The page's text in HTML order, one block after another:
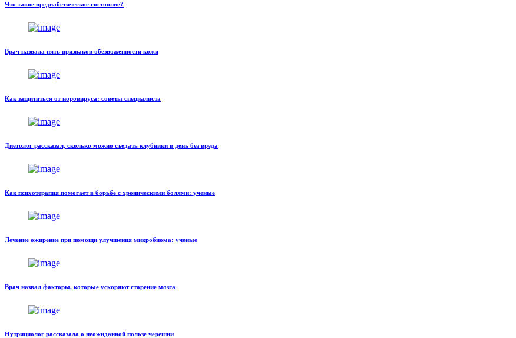
Что такое предиабетическое состояние?
Врач назвала пять признаков обезвоженности кожи
Как защититься от норовируса: советы специалиста
Диетолог рассказал, сколько можно съедать клубники в день без вреда
Как психотерапия помогает в борьбе с хроническими болями: ученые
Лечение ожирение при помощи улучшения микробиома: ученые
Врач назвал факторы, которые ускоряют старение мозга
Нутрициолог рассказала о неожиданной пользе черешни